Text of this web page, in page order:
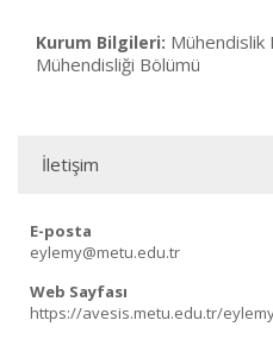
Kurum Bilgileri: Mühendislik
Mühendisliği Bölümü
İletişim
E-posta
eylemy@metu.edu.tr
Web Sayfası
https://avesis.metu.edu.tr/